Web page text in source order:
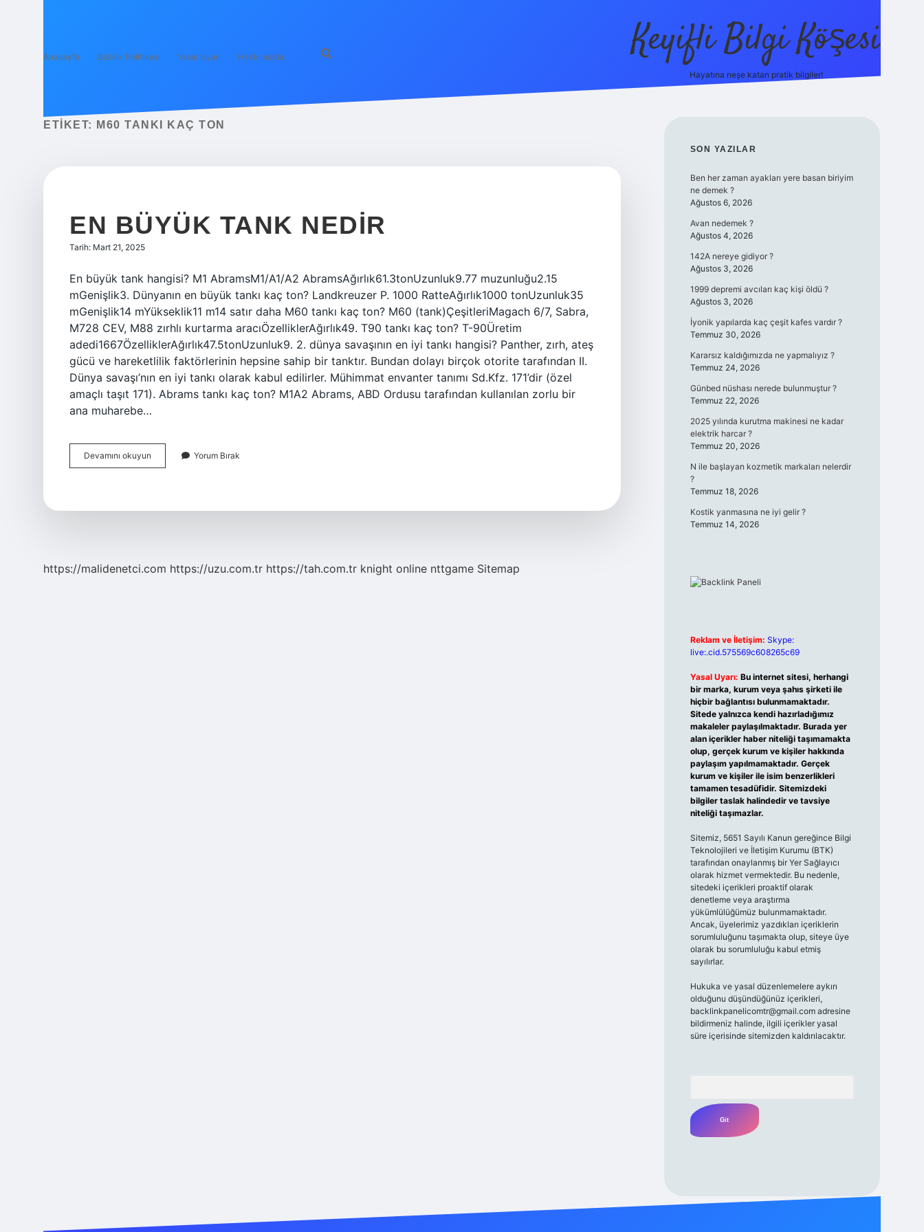
Anasayfa Gizlilik Politikası Yasal Uyarı Hakkımızda Keyifli Bilgi Köşesi
Hayatına neşe katan pratik bilgiler!
ETIKET: M60 TANKI KAÇ TON
EN BÜYÜK TANK NEDIR
Tarih: Mart 21, 2025
En büyük tank hangisi? M1 AbramsM1/A1/A2 AbramsAğırlık61.3tonUzunluk9.77 muzunluğu2.15
mGenişlik3. Dünyanın en büyük tankı kaç ton? Landkreuzer P. 1000 RatteAğırlık1000 tonUzunluk35
mGenişlik14 mYükseklik11 m14 satır daha M60 tankı kaç ton? M60 (tank)ÇeşitleriMagach 6/7, Sabra,
M728 CEV, M88 zırhlı kurtarma aracıÖzelliklerAğırlık49. T90 tankı kaç ton? T-90Üretim
adedi1667ÖzelliklerAğırlık47.5tonUzunluk9. 2. dünya savaşının en iyi tankı hangisi? Panther, zırh, ateş
gücü ve hareketlilik faktörlerinin hepsine sahip bir tanktır. Bundan dolayı birçok otorite tarafından II.
Dünya savaşı’nın en iyi tankı olarak kabul edilirler. Mühimmat envanter tanımı Sd.Kfz. 171’dir (özel
amaçlı taşıt 171). Abrams tankı kaç ton? M1A2 Abrams, ABD Ordusu tarafından kullanılan zorlu bir
ana muharebe…
Devamını okuyun
Büyük
Yorum Bırak
https://malidenetci.com https://uzu.com.tr https://tah.com.tr knight online nttgame Sitemap
SIDEBAR
SON YAZILAR
Ben her zaman ayakları yere basan biriyim
ne demek ?
Ağustos 6, 2026
Avan nedemek ?
Ağustos 4, 2026
142A nereye gidiyor ?
Ağustos 3, 2026
1999 depremi avcıları kaç kişi öldü ?
Ağustos 3, 2026
İyonik yapılarda kaç çeşit kafes vardır ?
Temmuz 30, 2026
Kararsız kaldığımızda ne yapmalıyız ?
Temmuz 24, 2026
Günbed nüshası nerede bulunmuştur ?
Temmuz 22, 2026
2025 yılında kurutma makinesi ne kadar
elektrik harcar ?
Temmuz 20, 2026
N ile başlayan kozmetik markaları nelerdir
?
Temmuz 18, 2026
Kostik yanmasına ne iyi gelir ?
Temmuz 14, 2026
Reklam ve İletişim: Skype:
live:.cid.575569c608265c69
Yasal Uyarı: Bu internet sitesi, herhangi
bir marka, kurum veya şahıs şirketi ile
hiçbir bağlantısı bulunmamaktadır.
Sitede yalnızca kendi hazırladığımız
makaleler paylaşılmaktadır. Burada yer
alan içerikler haber niteliği taşımamakta
olup, gerçek kurum ve kişiler hakkında
paylaşım yapılmamaktadır. Gerçek
kurum ve kişiler ile isim benzerlikleri
tamamen tesadüfidir. Sitemizdeki
bilgiler taslak halindedir ve tavsiye
niteliği taşımazlar.
Sitemiz, 5651 Sayılı Kanun gereğince Bilgi
Teknolojileri ve İletişim Kurumu (BTK)
tarafından onaylanmış bir Yer Sağlayıcı
olarak hizmet vermektedir. Bu nedenle,
sitedeki içerikleri proaktif olarak
denetleme veya araştırma
yükümlülüğümüz bulunmamaktadır.
Ancak, üyelerimiz yazdıkları içeriklerin
sorumluluğunu taşımakta olup, siteye üye
olarak bu sorumluluğu kabul etmiş
sayılırlar.
Hukuka ve yasal düzenlemelere aykırı
olduğunu düşündüğünüz içerikleri,
backlinkpanelicomtr@gmail.comadresine
bildirmeniz halinde, ilgili içerikler yasal
süre içerisinde sitemizden kaldırılacaktır.